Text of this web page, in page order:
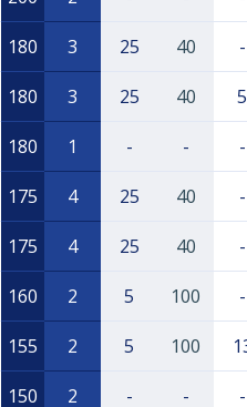
180 3 25 40 -
180 3 25 40 5
180 1 - - -
175 4 25 40 -
175 4 25 40 -
160 2 5 100 -
155 2 5 100
150 2 - - -